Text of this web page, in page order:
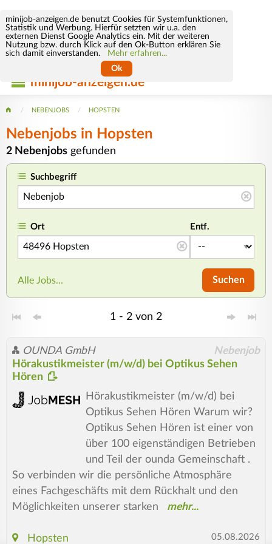
minijob-anzeigen.de benutzt Cookies für Systemfunktionen,
Statistik und Werbung. Hierfür setzten wir u.a. den
externen Dienst Google Analytics ein. Mit der weiteren
Nutzung bzw. durch Klick auf den Ok-Button erklären Sie
sich damit einverstanden.
Mehr erfahren...
Ok
minijob-anzeigen.de
NEBENJOBS HOPSTEN
Nebenjobs in Hopsten
2 Nebenjobs gefunden
Suchbegriff
Ort Entf.
Alle Jobs... Suchen
1 - 2 von 2
OUNDA GmbH Nebenjob
Hörakustikmeister (m/w/d) bei Optikus Sehen
Hören
Hörakustikmeister (m/w/d) bei
Optikus Sehen Hören Warum wir?
Optikus Sehen Hören ist einer von
über 100 eigenständigen Betrieben
und Teil der ounda Gemeinschaft .
So verbinden wir die persönliche Atmosphäre
eines Fachgeschäfts mit dem Rückhalt und den
Möglichkeiten unserer starken
Hopsten 05.08.2026